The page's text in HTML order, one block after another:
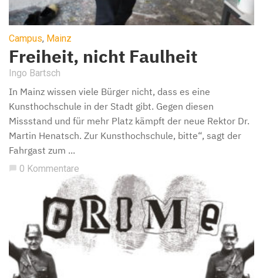
Campus, Mainz
Freiheit, nicht Faulheit
Ingo Bartsch
In Mainz wissen viele Bürger nicht, dass es eine
Kunsthochschule in der Stadt gibt. Gegen diesen
Missstand und für mehr Platz kämpft der neue Rektor Dr.
Martin Henatsch. Zur Kunsthochschule, bitte“, sagt der
Fahrgast zum ...
chat_bubble 0 Kommentare